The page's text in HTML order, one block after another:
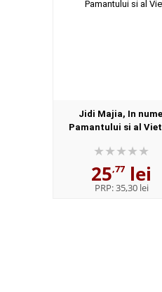
Jidi Majia, In
Pamantului si al
25,77 lei
PRP:35,30 lei